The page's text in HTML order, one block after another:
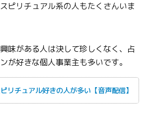
ピリチュアル系の人もたくさんいま
味がある人は決して珍しくなく、占
が好きな個人事業主も多いです。
リチュアル好きの人が多い【音声配信】